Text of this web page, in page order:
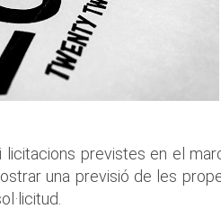
previstes en el
una previsió de les